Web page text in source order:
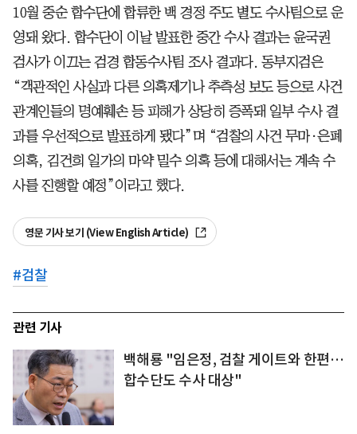
10월 중순 합수단에 합류한 백 경정 주도 별도 수사팀으로 운
영돼 왔다. 합수단이 이날 발표한 중간 수사 결과는 윤국권
검사가 이끄는 검경 합동수사팀 조사 결과다. 동부지검은
“객관적인 사실과 다른 의혹제기나 추측성 보도 등으로 사건
관계인들의 명예훼손 등 피해가 상당히 증폭돼 일부 수사 결
과를 우선적으로 발표하게 됐다”며 “검찰의 사건 무마·은폐
의혹, 김건희 일가의 마약 밀수 의혹 등에 대해서는 계속 수
사를 진행할 예정”이라고 했다.
영문 기사 보기 (View English Article)
#검찰
관련 기사
백해룡 "임은정, 검찰 게이트와 한편…
합수단도 수사 대상"